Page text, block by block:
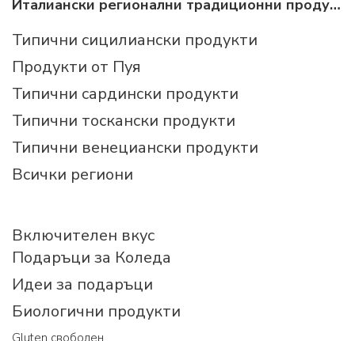
Италиански регионални традиционни продукти
Типични сицилиански продукти
Продукти от Пуя
Типични сардински продукти
Типични тоскански продукти
Типични венециански продукти
Всички региони
Включителен вкус
Подаръци за Коледа
Идеи за подаръци
Биологични продукти
Gluten свободен